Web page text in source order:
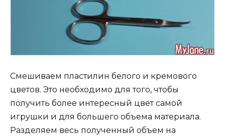
Смешиваем пластилин белого и кремового
цветов. Это необходимо для того, чтобы
получить более интересный цвет самой
игрушки и для большего объема материала.
Разделяем весь полученный объем на